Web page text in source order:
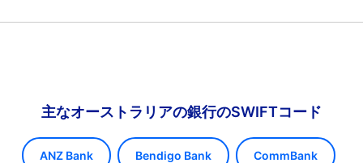
主なオーストラリアの銀行のSWIFTコード
ANZ Bank Bendigo Bank CommBank